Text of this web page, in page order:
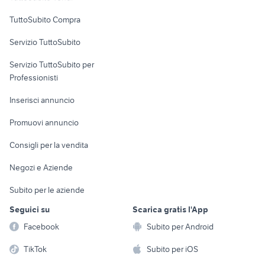
Informatica
Console e
Fotografia
Telefonia
TuttoSubito Compra
Servizio TuttoSubito
Servizio TuttoSubito per
Professionisti
Inserisci annuncio
Promuovi annuncio
Consigli per la vendita
Negozi e Aziende
Subito per le aziende
Seguici su
Facebook
TikTok
Scarica gratis l'App
Subito per Android
Subito per iOS